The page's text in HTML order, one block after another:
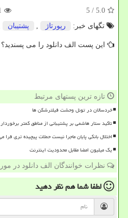
5.0
/ 5
تگهای خبر:
رپورتاژ پشتیبان
این پست الف دانلود را می پسندید؟
تازه ترین پستهای مرتبط
خردسالان در تونل وحشت فیلترشکن ها
تاکید ستار هاشمی بر پشتیبانی از مناطق کمتر برخوردار
اختلال بانکی پایان ماجرا نیست حملات پیچیده تری
یک میلیون امضا مقابل محدودیت اینترنت
نظرات خوانندگان الف دانلود در
لطفا شما همنظر دهید